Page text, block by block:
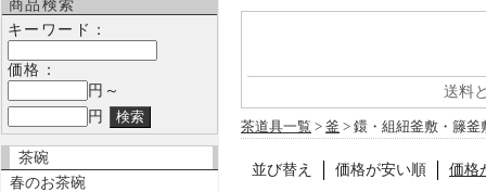
商品検索
キーワード：
価格：
円～
円
茶碗
春のお茶碗
送料
茶道具一覧 > 釜 > 鐶・組紐釜敷・籐釜
並び替え 価格が安い順 価格